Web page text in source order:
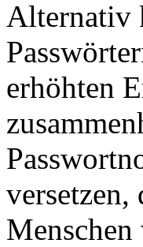
Alternativ
erhöhten
Menschen